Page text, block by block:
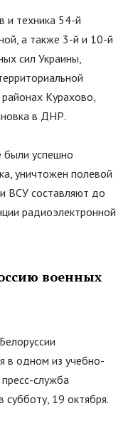
и техника 54-й
а также 3-й и 10-й
сил Украины,
Курахово,
в ДНР.
успешно
уничтожен полевой
ВСУ составляют до
радиоэлектронной
военных
в одном из учебно-
служба
19 октября.